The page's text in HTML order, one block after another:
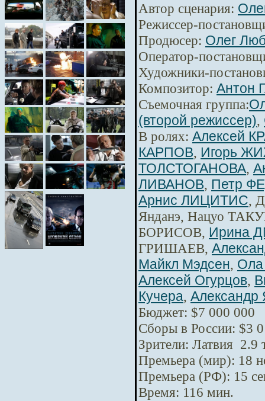
Автор сценария:
Режиссер-
Продюсер: Олег
Оператор-
Художники-
Композитор: Антон
Съемочная группа:
(второй режиссер),
В ролях: Алексей
КАРПОВ, Игорь
ТОЛСТОГАНОВА,
ЛИВАНОВ, Петр
Арнис ЛИЦИТИС,
Янданэ, Нацуо
БОРИСОВ, Ирина
ГРИШАЕВ,
Майкл Мэдсен, Ола
Алексей Огурцов,
Кучера, Александр
Бюджет: $7 000 000
Сборы в России: $3
Зрители: Латвия 2.9
Премьера (мир): 18
Премьера (РФ): 15
Время: 116 мин.